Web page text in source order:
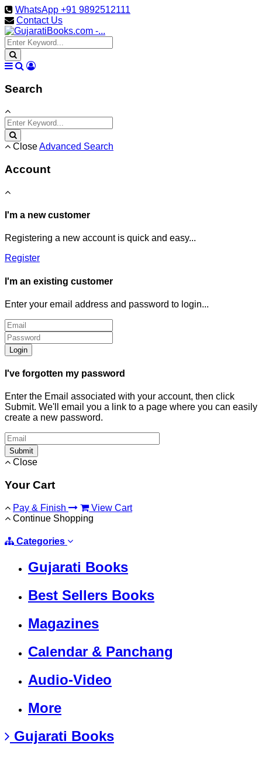
WhatsApp +91 9892512111
Contact Us
Search
CloseAdvanced Search
Account
I'm a new customer
Registering a new account is quick and easy...
Register
I'm an existing customer
Enter your email address and password to login...
Login
I've forgotten my password
Enter the Email associated with your account, then click
Submit. We'll email you a link to a page where you can easily
create a new password.
Submit
Close
Your Cart
Pay & Finish
View Cart
Continue Shopping
Categories
Gujarati Books
Best Sellers Books
Magazines
Calendar & Panchang
Audio-Video
More
Gujarati Books